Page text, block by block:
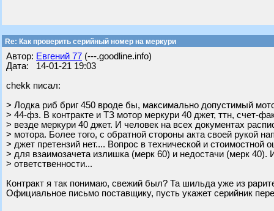
Re: Как проверить серийный номер на меркури
Автор: Евгений 77 (---.goodline.info)
Дата: 14-01-21 19:03
chekk писал:
> Лодка риб бриг 450 вроде бы, максимально допустимый
> 44-фз. В контракте и ТЗ мотор меркури 40 джет, ттн, счет-
> везде меркури 40 джет. И человек на всех документах
> мотора. Более того, с обратной стороны акта своей рукой
> джет претензий нет.... Вопрос в технической и стоимостной
> для взаимозачета излишка (мерк 60) и недостачи (мерк 40).
> ответственности...
Контракт я так понимаю, свежий был? Та шильда уже из
Официальное письмо поставщику, пусть укажет серийник